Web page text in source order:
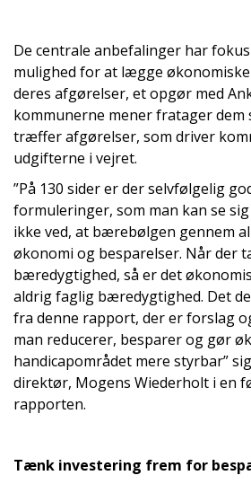
De centrale anbefalinger har
mulighed for at lægge
deres afgørelser, et opgør med
kommunerne mener fratager
træffer afgørelser, som driver
udgifterne i vejret.
”På 130 sider er der selvfølgelig
formuleringer, som man kan se
ikke ved, at bærebølgen gennem
økonomi og besparelser. Når der
bæredygtighed, så er det
aldrig faglig bæredygtighed. Det
fra denne rapport, der er forslag
man reducerer, besparer og gør
handicapområdet mere styrbar”
direktør, Mogens Wiederholt i en
rapporten.
Tænk investering frem for